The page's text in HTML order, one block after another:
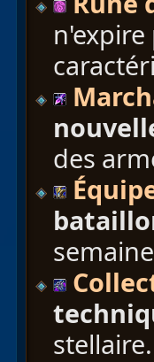
des
stellaire.